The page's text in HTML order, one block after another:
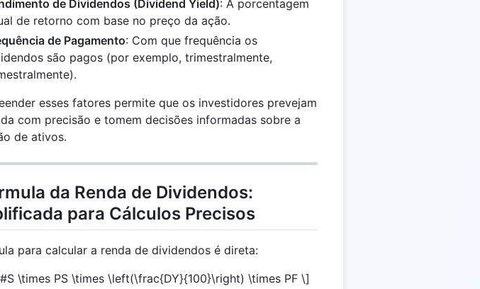
de Dividendos (Dividend Yield): A porcentagem
de retorno com base no preço da ação.
de Pagamento: Com que frequência os
são pagos (por exemplo, trimestralmente,
esses fatores permite que os investidores prevejam
com precisão e tomem decisões informadas sobre a
de ativos.
da Renda de Dividendos:
para Cálculos Precisos
para calcular a renda de dividendos é direta:
\times PS \times \left(\frac{DY}{100}\right) \times PF \]